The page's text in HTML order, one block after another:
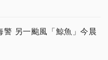
警 另一颱風「鯨魚」今晨